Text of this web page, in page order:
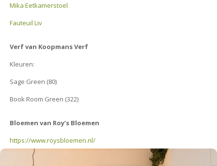
Mika Eetkamerstoel
Fauteuil Liv
Verf van Koopmans Verf
Kleuren:
Sage Green (80)
Book Room Green (322)
Bloemen van Roy’s Bloemen
https://www.roysbloemen.nl/